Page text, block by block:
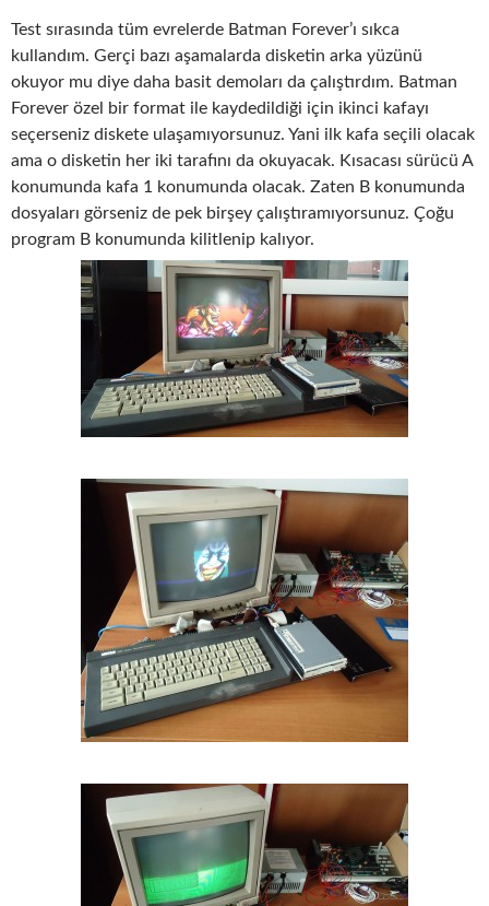
Test sırasında tüm evrelerde Batman Forever’ı sıkca
kullandım. Gerçi bazı aşamalarda disketin arka yüzünü
okuyor mu diye daha basit demoları da çalıştırdım. Batman
Forever özel bir format ile kaydedildiği için ikinci kafayı
seçerseniz diskete ulaşamıyorsunuz. Yani ilk kafa seçili olacak
ama o disketin her iki tarafını da okuyacak. Kısacası sürücü A
konumunda kafa 1 konumunda olacak. Zaten B konumunda
dosyaları görseniz de pek birşey çalıştıramıyorsunuz. Çoğu
program B konumunda kilitlenip kalıyor.